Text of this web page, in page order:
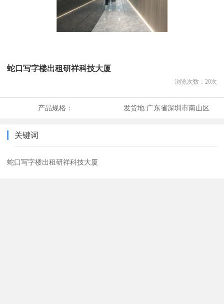
蛇口写字楼出租研祥科技大厦
浏览次数： 20次
产品规格： 发货地:广东省深圳市南山区
关键词
蛇口写字楼出租研祥科技大厦